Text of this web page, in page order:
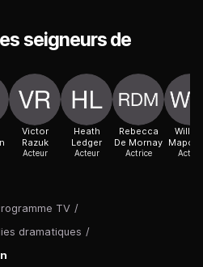
TV /
dramatiques /
seigneurs de
Victor
Razuk
Acteur
Heath
Ledger
Acteur
Rebecca
De Mornay
Actrice Acteur